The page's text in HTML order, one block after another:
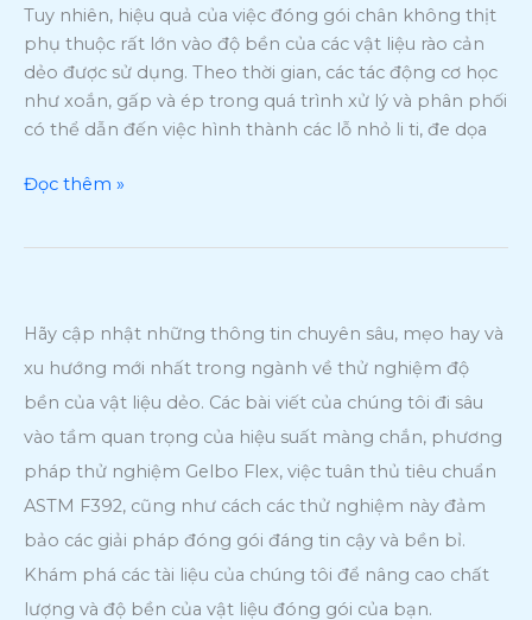
Tuy nhiên, hiệu quả của việc đóng gói chân không thịt
phụ thuộc rất lớn vào độ bền của các vật liệu rào cản
dẻo được sử dụng. Theo thời gian, các tác động cơ học
như xoắn, gấp và ép trong quá trình xử lý và phân phối
có thể dẫn đến việc hình thành các lỗ nhỏ li ti, đe dọa
để
đóng
gói
thịt
theo
chuẩn
F392
Đọc thêm »
Hãy cập nhật những thông tin chuyên sâu, mẹo hay và
xu hướng mới nhất trong ngành về thử nghiệm độ
bền của vật liệu dẻo. Các bài viết của chúng tôi đi sâu
vào tầm quan trọng của hiệu suất màng chắn, phương
pháp thử nghiệm Gelbo Flex, việc tuân thủ tiêu chuẩn
ASTM F392, cũng như cách các thử nghiệm này đảm
bảo các giải pháp đóng gói đáng tin cậy và bền bỉ.
Khám phá các tài liệu của chúng tôi để nâng cao chất
lượng và độ bền của vật liệu đóng gói của bạn.